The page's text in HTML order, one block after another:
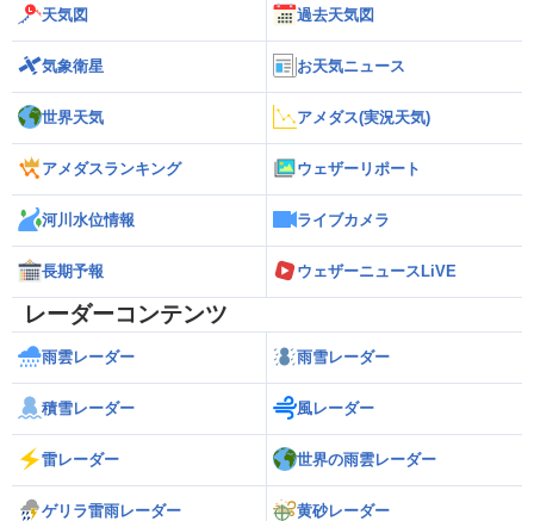
天気図 過去天気図
気象衛星 お天気ニュース
世界天気 アメダス(実況天気)
アメダスランキング ウェザーリポート
河川水位情報 ライブカメラ
長期予報 ウェザーニュースLiVE
レーダーコンテンツ
雨雲レーダー 雨雪レーダー
積雪レーダー 風レーダー
雷レーダー 世界の雨雲レーダー
ゲリラ雷雨レーダー 黄砂レーダー